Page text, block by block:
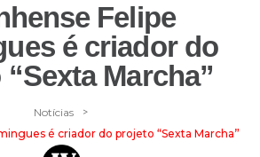
Felipe
é criador do
Marcha”
Notícias >
é criador do projeto “Sexta Marcha”